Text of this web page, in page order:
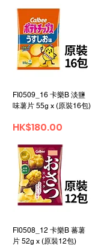
FI0509_16 卡樂B 淡鹽
味薯片 55g x (原裝16包)
價格
HK$180.00
FI0508_12 卡樂B 蕃薯
片 52g x (原裝12包)